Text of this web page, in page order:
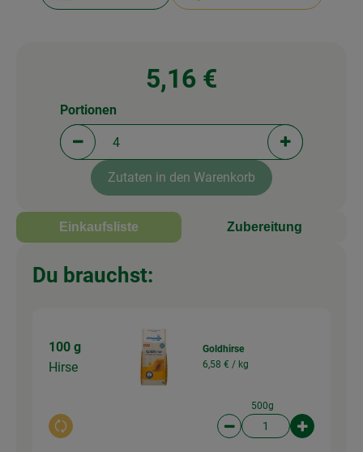
5,16 €
Portionen verringern (aktuell 4 Portionen
Portionen
Portionen
Zutaten in den Warenkorb
Einkaufsliste Zubereitung
Du brauchst:
100 g
Hirse
Auswahl ändern
Goldhirse
6,58 € / kg
500g
Artikelanzahl